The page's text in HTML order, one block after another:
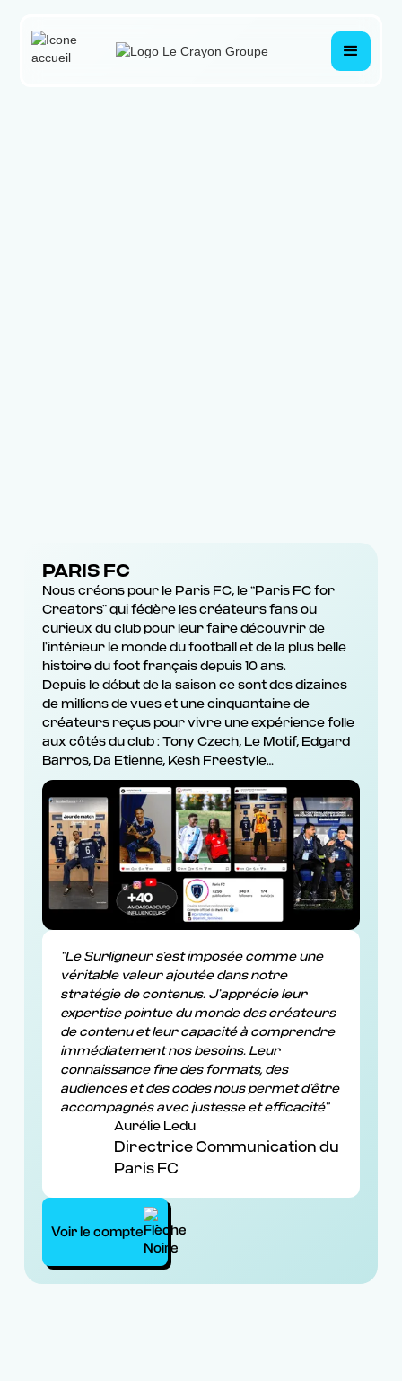
PARIS FC
Nous créons pour le Paris FC, le “Paris FC for
Creators” qui fédère les créateurs fans ou
curieux du club pour leur faire découvrir de
l’intérieur le monde du football et de la plus belle
histoire du foot français depuis 10 ans.
Depuis le début de la saison ce sont des dizaines
de millions de vues et une cinquantaine de
créateurs reçus pour vivre une expérience folle
aux côtés du club : Tony Czech, Le Motif, Edgard
Barros, Da Etienne, Kesh Freestyle…
“Le Surligneur s’est imposée comme une
véritable valeur ajoutée dans notre
stratégie de contenus. J’apprécie leur
expertise pointue du monde des créateurs
de contenu et leur capacité à comprendre
immédiatement nos besoins. Leur
connaissance fine des formats, des
audiences et des codes nous permet d’être
accompagnés avec justesse et efficacité”
Aurélie Ledu
Directrice Communication du
Paris FC
Voir le compte